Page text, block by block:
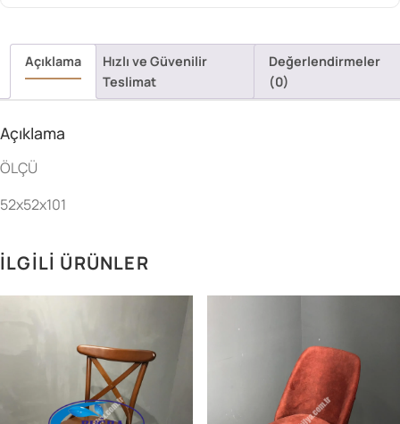
Açıklama
Hızlı ve Güvenilir
Teslimat
Değerlendirmeler
(0)
Açıklama
ÖLÇÜ
52x52x101
İLGILI ÜRÜNLER